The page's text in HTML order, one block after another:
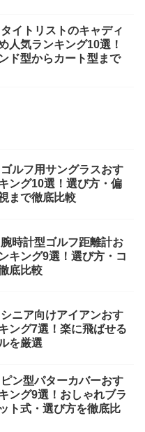
タイトリストのキャディ
人気ランキング10選！
ド型からカート型まで
ゴルフ用サングラスおす
ング10選！選び方・偏
まで徹底比較
腕時計型ゴルフ距離計お
キング9選！選び方・コ
底比較
シニア向けアイアンおす
ング7選！楽に飛ばせる
を厳選
ピン型パターカバーおす
ング9選！おしゃれブラ
ト式・選び方を徹底比